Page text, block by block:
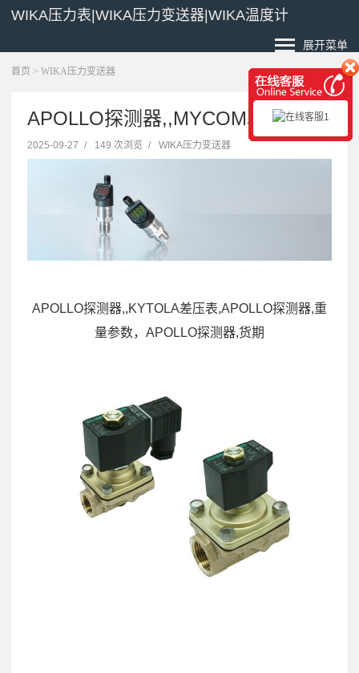
WIKA压力表|WIKA压力变送器|WIKA温度计
展开菜单
首页 > WIKA压力变送器
APOLLO探测器,,MYCOM驱动器
2025-09-27 / 149 次浏览 / WIKA压力变送器
APOLLO探测器,,KYTOLA差压表,APOLLO探测器,重
量参数，APOLLO探测器,货期